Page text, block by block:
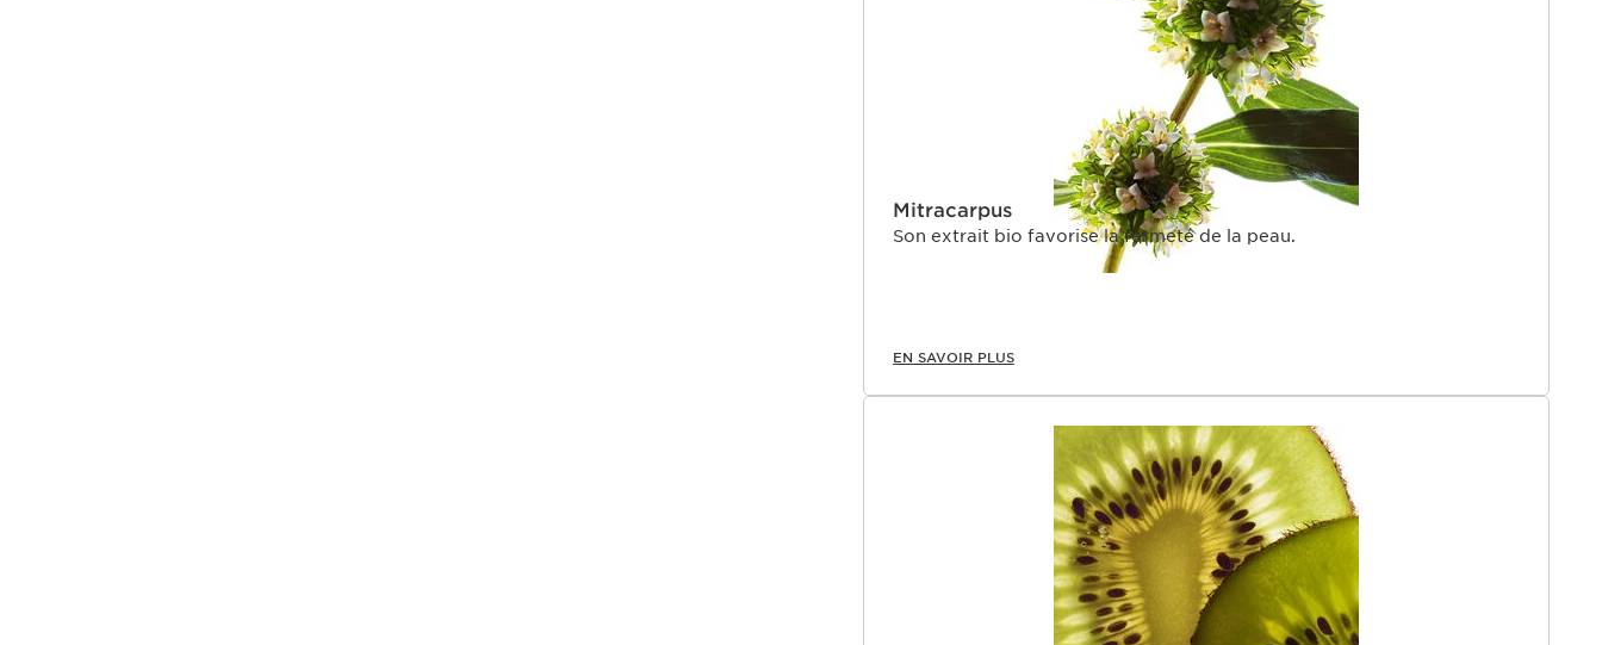
Mitracarpus
Son extrait bio favorise la fermeté de la peau.
EN SAVOIR PLUS